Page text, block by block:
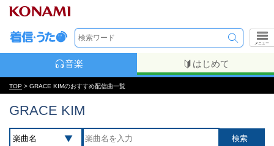
メニュー
音楽 はじめて
TOP > GRACE KIMのおすすめ配信曲一覧
GRACE KIM